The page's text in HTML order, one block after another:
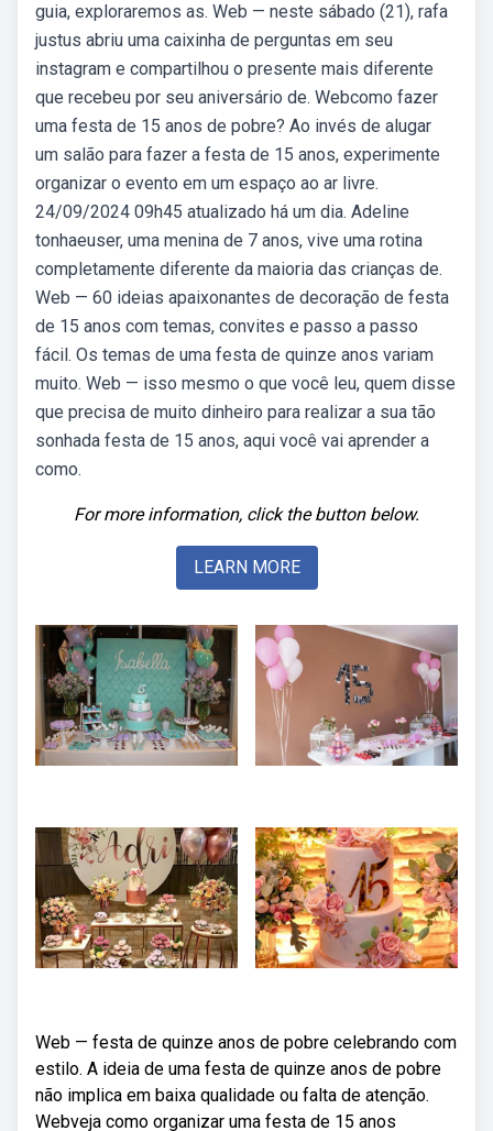
guia, exploraremos as. Web — neste sábado (21), rafa
justus abriu uma caixinha de perguntas em seu
instagram e compartilhou o presente mais diferente
que recebeu por seu aniversário de. Webcomo fazer
uma festa de 15 anos de pobre? Ao invés de alugar
um salão para fazer a festa de 15 anos, experimente
organizar o evento em um espaço ao ar livre.
24/09/2024 09h45 atualizado há um dia. Adeline
tonhaeuser, uma menina de 7 anos, vive uma rotina
completamente diferente da maioria das crianças de.
Web — 60 ideias apaixonantes de decoração de festa
de 15 anos com temas, convites e passo a passo
fácil. Os temas de uma festa de quinze anos variam
muito. Web — isso mesmo o que você leu, quem disse
que precisa de muito dinheiro para realizar a sua tão
sonhada festa de 15 anos, aqui você vai aprender a
como.
For more information, click the button below.
LEARN MORE
Web — festa de quinze anos de pobre celebrando com
estilo. A ideia de uma festa de quinze anos de pobre
não implica em baixa qualidade ou falta de atenção.
Webveja como organizar uma festa de 15 anos